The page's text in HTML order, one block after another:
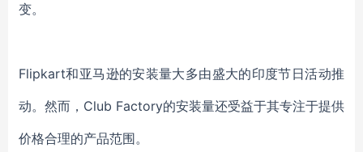
变。
Flipkart和亚马逊的安装量大多由盛大的印度节日活动推
动。然而，Club Factory的安装量还受益于其专注于提供
价格合理的产品范围。